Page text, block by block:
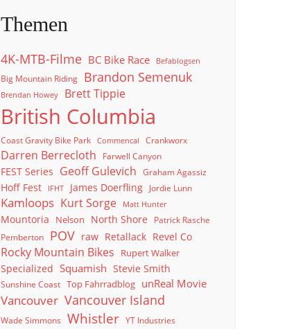
Themen
4K-MTB-Filme BC Bike Race Befablogsen
Big Mountain Riding Brandon Semenuk
Brendan Howey Brett Tippie
British Columbia
Coast Gravity Bike Park Commencal Crankworx
Darren Berrecloth Farwell Canyon
FEST Series Geoff Gulevich Graham Agassiz
Hoff Fest IFHT James Doerfling Jordie Lunn
Kamloops Kurt Sorge Matt Hunter
Mountoria Nelson North Shore
Patrick Rasche
Pemberton
POV raw Retallack Revel Co
Rocky Mountain Bikes
Rupert Walker
Specialized Squamish Stevie Smith
Sunshine Coast Top Fahrradblog unReal Movie
Vancouver Vancouver Island
Wade Simmons Whistler YT Industries